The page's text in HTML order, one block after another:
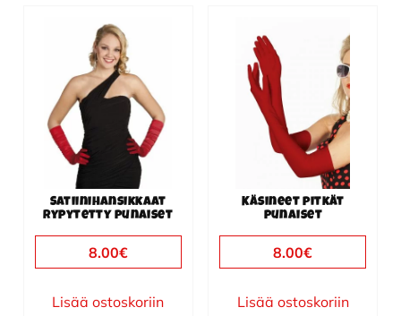
Satiinihansikkaat
rypytetty punaiset
8.00€
Lisää ostoskoriin
Käsineet pitkät
punaiset
8.00€
Lisää ostoskoriin